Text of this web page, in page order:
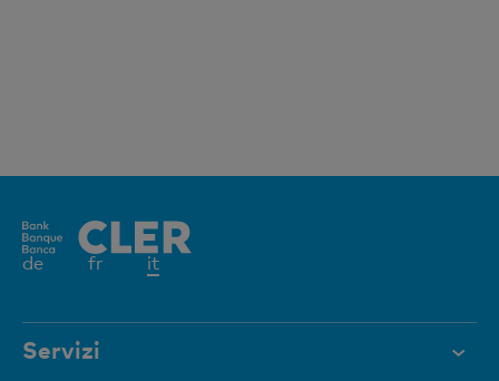
de fr itElemento
Servizi